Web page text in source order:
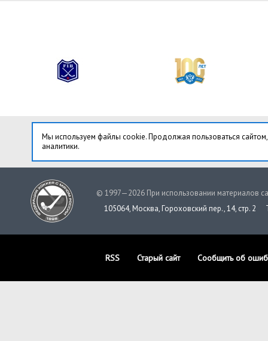
Мы используем файлы cookie. Продолжая пользоваться
аналитики.
© 1997—2026 При использовании материалов
105064, Москва, Гороховский пер., 14, стр. 2
RSS Старый сайт Сообщить об